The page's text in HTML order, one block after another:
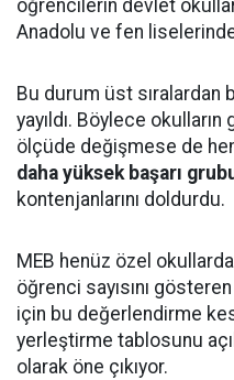
öğrencilerin devlet
Anadolu ve fen
Bu durum üst sıralardan
yayıldı. Böylece
ölçüde değişmese de
daha yüksek başarı
kontenjanlarını doldurdu.
MEB henüz özel
öğrenci sayısını gösteren
için bu değerlendirme
yerleştirme tablosunu
olarak öne çıkıyor.